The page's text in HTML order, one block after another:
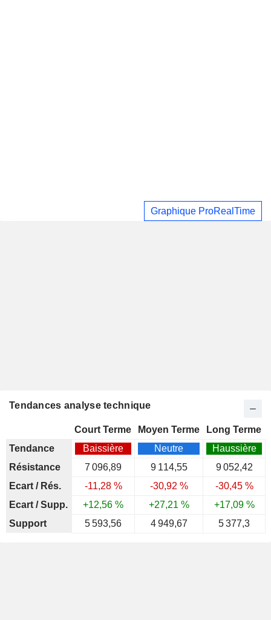
Graphique ProRealTime
Tendances analyse technique
Court Terme Moyen Terme
Long Terme
Tendance
Baissière Neutre
Haussière
Résistance
7 096,89 9 114,55
9 052,42
Ecart / Rés.
-11,28 % -30,92 %
-30,45 %
Ecart / Supp.
+12,56 % +27,21 %
+17,09 %
Support
5 593,56 4 949,67 5 377,3